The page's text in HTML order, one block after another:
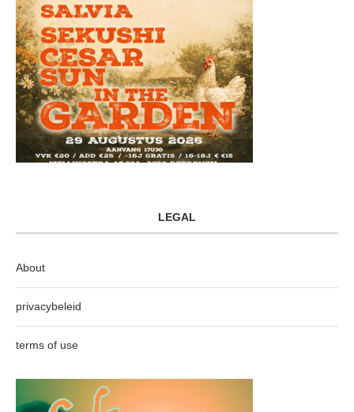
LEGAL
About
privacybeleid
terms of use